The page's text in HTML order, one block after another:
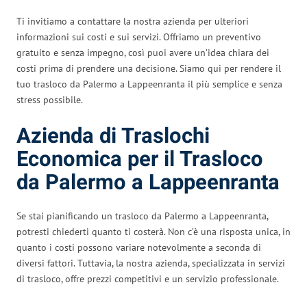
Ti invitiamo a contattare la nostra azienda per ulteriori
informazioni sui costi e sui servizi. Offriamo un preventivo
gratuito e senza impegno, così puoi avere un’idea chiara dei
costi prima di prendere una decisione. Siamo qui per rendere il
tuo trasloco da Palermo a Lappeenranta il più semplice e senza
stress possibile.
Azienda di Traslochi
Economica per il Trasloco
da Palermo a Lappeenranta
Se stai pianificando un trasloco da Palermo a Lappeenranta,
potresti chiederti quanto ti costerà. Non c’è una risposta unica, in
quanto i costi possono variare notevolmente a seconda di
diversi fattori. Tuttavia, la nostra azienda, specializzata in servizi
di trasloco, offre prezzi competitivi e un servizio professionale.